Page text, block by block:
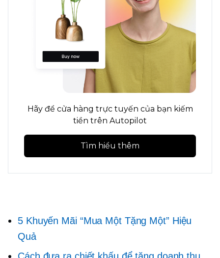
Hãy để cửa hàng trực tuyến của bạn kiếm
tiền trên Autopilot
Tìm hiểu thêm
5 Khuyến Mãi “Mua Một Tặng Một” Hiệu
Quả